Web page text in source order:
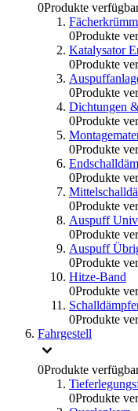
0Produkte
0Produkte
Katalysator
0Produkte
0Produkte
Dichtungen
0Produkte
0Produkte
0Produkte
0Produkte
Auspuff
0Produkte
Auspuff
0Produkte
Hitze-Band
0Produkte
0Produkte
Fahrgestell
0Produkte
0Produkte